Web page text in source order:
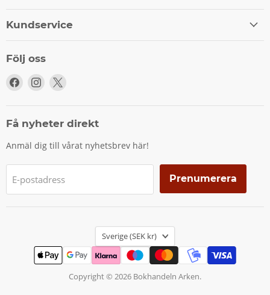
Kundservice
Följ oss
Följ
Facebook
Följ
Instagram
X
Få nyheter direkt
Anmäl dig till vårat nyhetsbrev här!
E-postadress Prenumerera
Land
Sverige (SEK kr)
Copyright © 2026 Bokhandeln Arken.